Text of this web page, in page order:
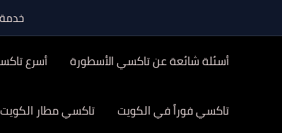
أسئلة شائعة عن تاكسي الأسطورة أسرع
تاكسي فوراً في الكويت تاكسي مطار الكويت 24 ساعة | تاكسي الاسطورة – اتصل 55179079